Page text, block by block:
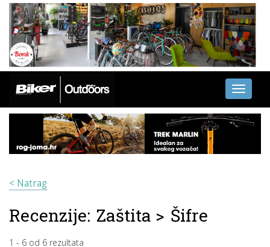
Toggle
< Natrag
Recenzije: Zaštita > Šifre
1 - 6 od 6 rezultata